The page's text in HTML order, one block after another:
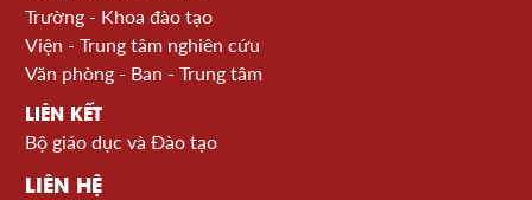
Trường - Khoa đào tạo
Viện - Trung tâm nghiên cứu
Văn phòng - Ban - Trung tâm
LIÊN KẾT
Bộ giáo dục và Đào tạo
LIÊN HỆ